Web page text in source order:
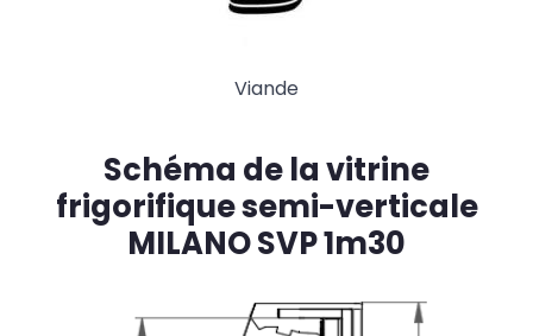
Viande
Schéma de la vitrine
frigorifique semi-verticale
MILANO SVP 1m30